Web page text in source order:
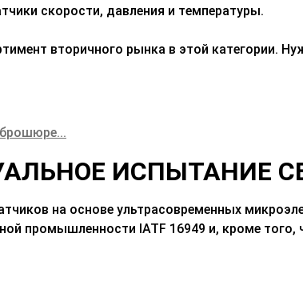
скорости, давления и температуры.
вторичного рынка в этой категории.
брошюре...
ИСПЫТАНИЕ
на основе ультрасовременных
промышленности IATF 16949 и, кроме